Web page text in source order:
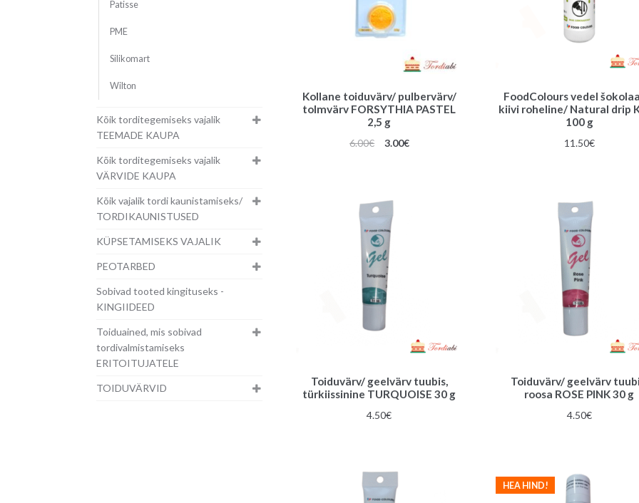
Kollane toiduvärv/ pulbervärv/
tolmvärv FORSYTHIA PASTEL
2,5 g
6.00€
Algne
3.00€Praegune
FoodColours vedel
kiivi roheline/ Natural drip
100 g
11.50€
Toiduvärv/ geelvärv tuubis,
türkiissinine TURQUOISE 30 g
4.50€
Toiduvärv/ geelvärv
roosa ROSE PINK 30 g
4.50€
HEA HIND!
Patisse
PME
Silikomart
Wilton
Kõik torditegemiseks vajalik
TEEMADE KAUPA
Kõik torditegemiseks vajalik
VÄRVIDE KAUPA
Kõik vajalik tordi kaunistamiseks/
TORDIKAUNISTUSED
KÜPSETAMISEKS VAJALIK
PEOTARBED
Sobivad tooted kingituseks -
KINGIIDEED
Toiduained, mis sobivad
tordivalmistamiseks
ERITOITUJATELE
TOIDUVÄRVID